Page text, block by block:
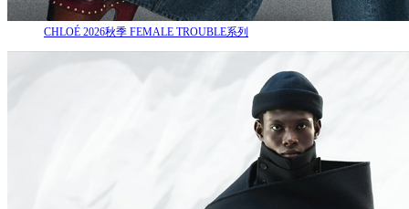
CHLOÉ 2026秋季 FEMALE TROUBLE系列